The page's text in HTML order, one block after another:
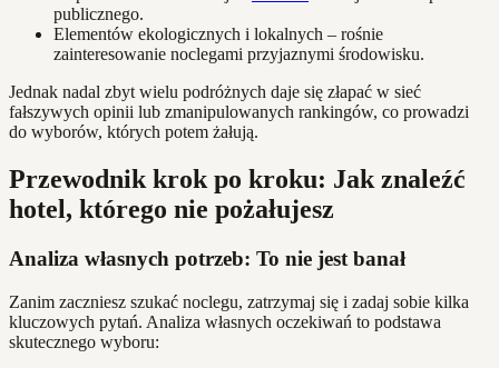
publicznego.
Elementów ekologicznych i lokalnych – rośnie
zainteresowanie noclegami przyjaznymi środowisku.
Jednak nadal zbyt wielu podróżnych daje się złapać w sieć
fałszywych opinii lub zmanipulowanych rankingów, co prowadzi
do wyborów, których potem żałują.
Przewodnik krok po kroku: Jak znaleźć
hotel, którego nie pożałujesz
Analiza własnych potrzeb: To nie jest banał
Zanim zaczniesz szukać noclegu, zatrzymaj się i zadaj sobie kilka
kluczowych pytań. Analiza własnych oczekiwań to podstawa
skutecznego wyboru: